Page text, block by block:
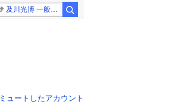
及川光博 一般女性
ミュートしたアカウント